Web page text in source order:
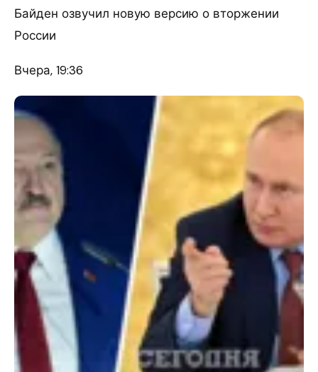
Байден озвучил новую версию о вторжении
России
Вчера, 19:36